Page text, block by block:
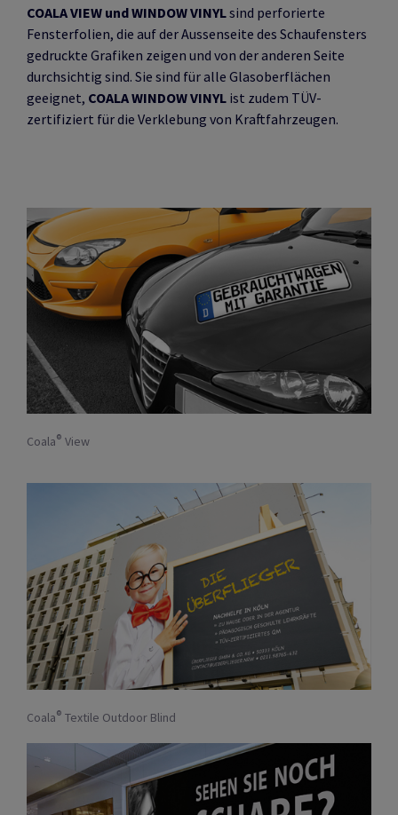
COALA VIEW und WINDOW VINYLsind perforierte
Fensterfolien, die auf der Aussenseite des Schaufensters
gedruckte Grafiken zeigen und von der anderen Seite
durchsichtig sind. Sie sind für alle Glasoberflächen
geeignet, COALA WINDOW VINYL ist zudem TÜV-
zertifiziert für die Verklebung von Kraftfahrzeugen.
Coala® View
Coala® Textile Outdoor Blind